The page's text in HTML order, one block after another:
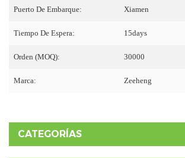
Puerto De Embarque: Xiamen
Tiempo De Espera: 15days
Orden (MOQ): 30000
Marca: Zeeheng
CATEGORÍAS